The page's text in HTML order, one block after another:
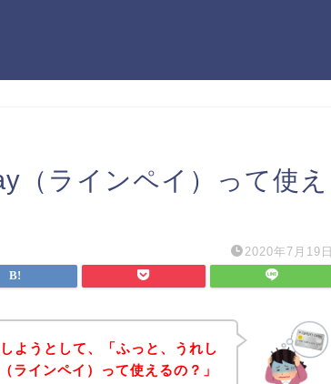
（ラインペイ）って使え
2020年7月19日
ようとして、「ふっと、うれし
ラインペイ）って使えるの？」